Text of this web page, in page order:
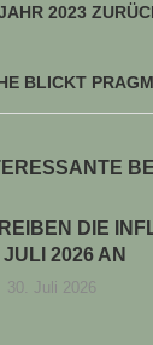
2023
BLICKT
DIE
JULI 2026 AN
30. Juli 2026